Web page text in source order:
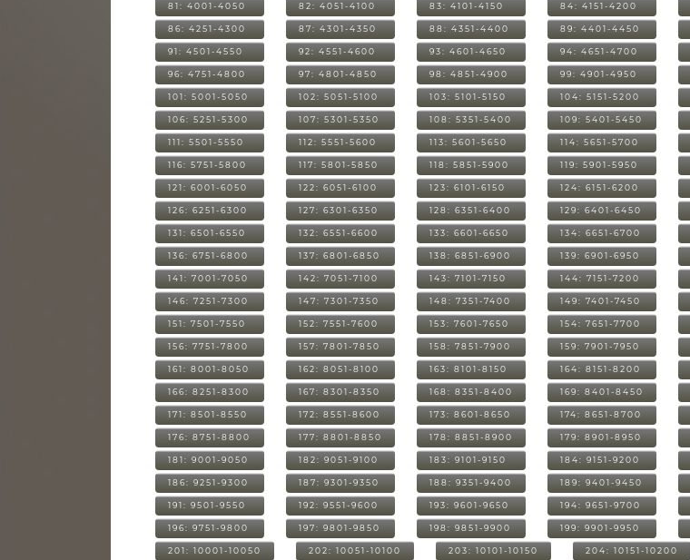
81: 4001-4050 82: 4051-4100 83: 4101-4150 84: 4151-4200
86: 4251-4300 87: 4301-4350 88: 4351-4400 89: 4401-4450
91: 4501-4550 92: 4551-4600 93: 4601-4650 94: 4651-4700
96: 4751-4800 97: 4801-4850 98: 4851-4900 99: 4901-4950
101: 5001-5050 102: 5051-5100 103: 5101-5150 104: 5151-5200
106: 5251-5300 107: 5301-5350 108: 5351-5400 109: 5401-5450
111: 5501-5550 112: 5551-5600 113: 5601-5650 114: 5651-5700
116: 5751-5800 117: 5801-5850 118: 5851-5900 119: 5901-5950
121: 6001-6050 122: 6051-6100 123: 6101-6150 124: 6151-6200
126: 6251-6300 127: 6301-6350 128: 6351-6400 129: 6401-6450
131: 6501-6550 132: 6551-6600 133: 6601-6650 134: 6651-6700
136: 6751-6800 137: 6801-6850 138: 6851-6900 139: 6901-6950
141: 7001-7050 142: 7051-7100 143: 7101-7150 144: 7151-7200
146: 7251-7300 147: 7301-7350 148: 7351-7400 149: 7401-7450
151: 7501-7550 152: 7551-7600 153: 7601-7650 154: 7651-7700
156: 7751-7800 157: 7801-7850 158: 7851-7900 159: 7901-7950
161: 8001-8050 162: 8051-8100 163: 8101-8150 164: 8151-8200
166: 8251-8300 167: 8301-8350 168: 8351-8400 169: 8401-8450
171: 8501-8550 172: 8551-8600 173: 8601-8650 174: 8651-8700
176: 8751-8800 177: 8801-8850 178: 8851-8900 179: 8901-8950
181: 9001-9050 182: 9051-9100 183: 9101-9150 184: 9151-9200
186: 9251-9300 187: 9301-9350 188: 9351-9400 189: 9401-9450
191: 9501-9550 192: 9551-9600 193: 9601-9650 194: 9651-9700
196: 9751-9800 197: 9801-9850 198: 9851-9900 199: 9901-9950
201: 10001-10050 202: 10051-10100 203: 10101-10150 204: 10151-10200